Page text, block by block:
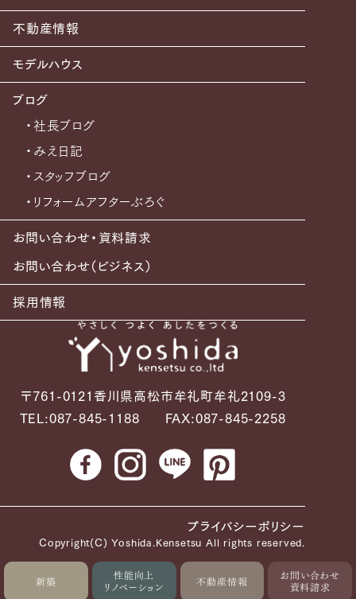
新築
性能向上
リノベーション
不動産情報
お問い合わせ
資料請求
不動産情報
モデルハウス
ブログ
・社長ブログ
・みえ日記
・スタッフブログ
・リフォームアフターぶろぐ
お問い合わせ・資料請求
お問い合わせ（ビジネス）
採用情報
〒761-0121香川県高松市牟礼町牟礼2109-3
TEL:087-845-1188
FAX:087-845-2258
プライバシーポリシー
Copyright(C) Yoshida.Kensetsu All rights reserved.